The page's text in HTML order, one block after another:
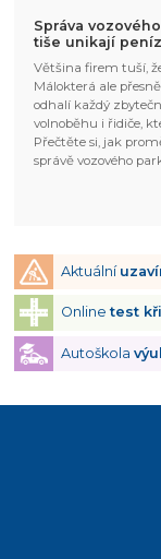
Správa
tiše unikají
Většina firem tuší,
Málokterá ale
odhalí každý
volnoběhu i řidiče,
Přečtěte si, jak
správě vozového
Aktuální
Onlinetest
Autoškola